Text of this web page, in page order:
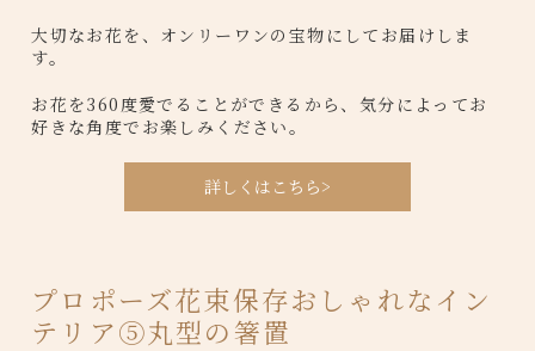
大切なお花を、オンリーワンの宝物にしてお届けしま
す。
お花を360度愛でることができるから、気分によってお
好きな角度でお楽しみください。
詳しくはこちら>
プロポーズ花束保存おしゃれなイン
テリア⑤丸型の箸置